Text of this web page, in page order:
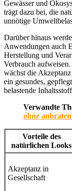
Gewässer und
trägt dazu bei, die
unnötige
Darüber hinaus
Anwendungen auch
Herstellung und
Verbrauch
wächst die
ein gesundes,
belastende
Verwandte
ohne
Vorteile des
natürlichen Looks
Akzeptanz in
Gesellschaft